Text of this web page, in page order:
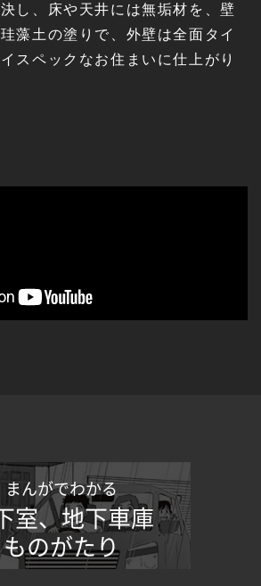
し、床や天井には無垢材を、壁
藻土の塗りで、外壁は全面タイ
スペックなお住まいに仕上がり
まんがでわかる
室、地下車庫
ものがたり